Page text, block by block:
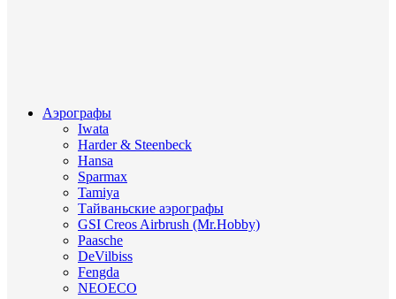
Аэрографы
Iwata
Harder & Steenbeck
Hansa
Sparmax
Tamiya
Тайваньские аэрографы
GSI Creos Airbrush (Mr.Hobby)
Paasche
DeVilbiss
Fengda
NEOECO